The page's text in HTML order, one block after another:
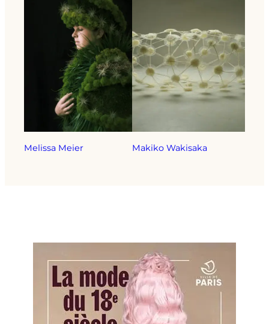
Melissa Meier Makiko Wakisaka